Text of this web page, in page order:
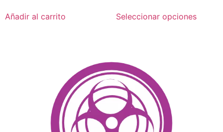
Añadir al carrito Seleccionar opciones